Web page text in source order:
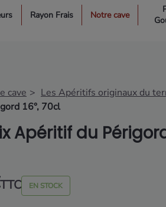
Rayon Frais Notre cave
cave Les Apéritifs originaux du
16°, 70cl
Apéritif du
TTC EN STOCK